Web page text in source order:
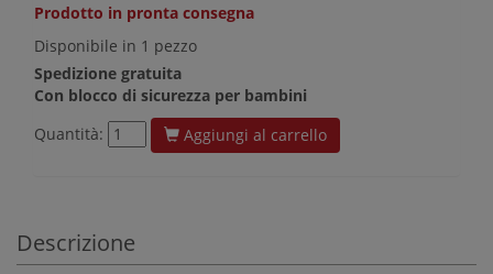
Prodotto in pronta consegna
Disponibile in 1 pezzo
Spedizione gratuita
Con blocco di sicurezza per bambini
Quantità:
Aggiungi al carrello
Descrizione